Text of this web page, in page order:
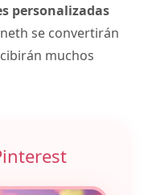
personalizadas
se convertirán
muchos